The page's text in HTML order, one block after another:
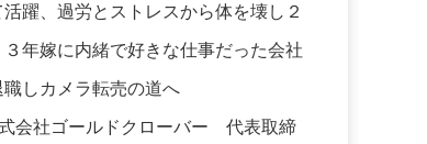
活躍、過労とストレスから体を壊し２
３年嫁に内緒で好きな仕事だった会社
職しカメラ転売の道へ
会社ゴールドクローバー 代表取締